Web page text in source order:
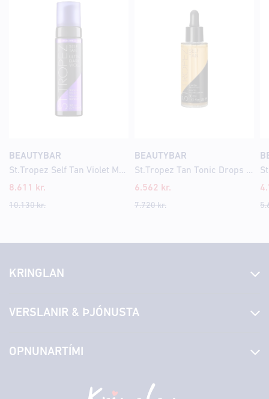
BEAUTYBAR
St.Tropez Self Tan Violet Mousse 200ml
8.611
kr.
10.130kr.
BEAUTYBAR
St.Tropez Tan Tonic Drops 30ml
6.562 kr.
7.720kr.
KRINGLAN
Laus störf
Hafðu samband
Persónuverndarstefna
VERSLANIR & ÞJÓNUSTA
Borgarbókasafn
OPNUNARTÍMI